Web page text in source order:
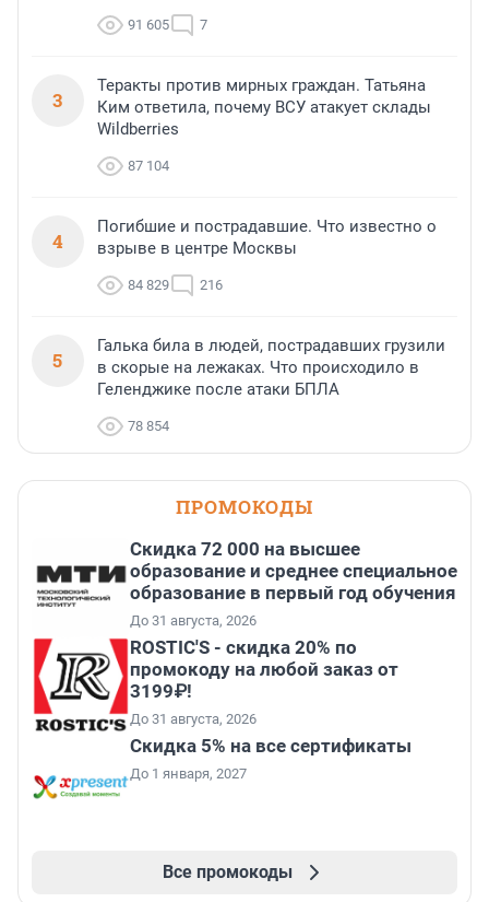
91 605 7
3
Теракты против мирных граждан. Татьяна
Ким ответила, почему ВСУ атакует склады
Wildberries
87 104
4
Погибшие и пострадавшие. Что известно о
взрыве в центре Москвы
84 829 216
5
Галька била в людей, пострадавших грузили
в скорые на лежаках. Что происходило в
Геленджике после атаки БПЛА
78 854
ПРОМОКОДЫ
Скидка 72 000 на высшее
образование и среднее специальное
образование в первый год обучения
До 31 августа, 2026
ROSTIC'S - скидка 20% по
промокоду на любой заказ от
3199₽!
До 31 августа, 2026
Скидка 5% на все сертификаты
До 1 января, 2027
Все промокоды